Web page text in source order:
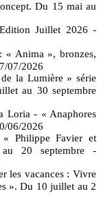
Du 15 mai au
Juillet 2026 -
« Anima », bronzes,
07/2026
la Lumière » série
au 30 septembre
Loria - « Anaphores
06/2026
Philippe Favier et
20 septembre
-
les vacances : Vivre
». Du 10 juillet au 2